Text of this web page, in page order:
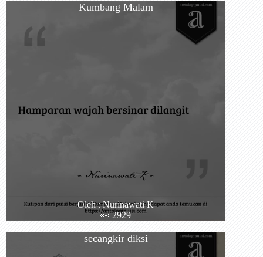
Kumbang Malam
Oleh : Nurinawati K
👀 2929
secangkir diksi